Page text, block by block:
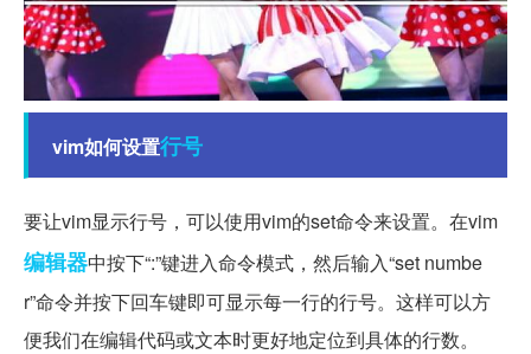
vim如何设置行号
要让vim显示行号，可以使用vim的set命令来设置。在vim
编辑器中按下“:”键进入命令模式，然后输入“set numbe
r”命令并按下回车键即可显示每一行的行号。这样可以方
便我们在编辑代码或文本时更好地定位到具体的行数。